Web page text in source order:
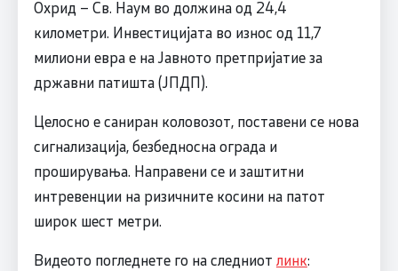
Охрид – Св. Наум во должина од 24,4
километри. Инвестицијата во износ од 11,7
милиони евра е на Јавното претпријатие за
државни патишта (ЈПДП).
Целосно е саниран коловозот, поставени се нова
сигнализација, безбедносна ограда и
проширувања. Направени се и заштитни
интревенции на ризичните косини на патот
широк шест метри.
Видеото погледнете го на следниот линк: